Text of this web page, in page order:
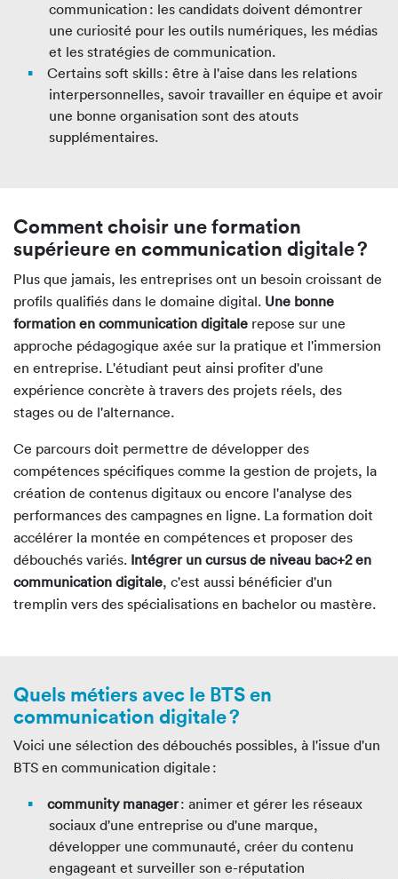
communication : les candidats doivent démontrer
une curiosité pour les outils numériques, les médias
et les stratégies de communication.
Certains soft skills : être à l'aise dans les relations
interpersonnelles, savoir travailler en équipe et avoir
une bonne organisation sont des atouts
supplémentaires.
Comment choisir une formation
supérieure en communication digitale ?
Plus que jamais, les entreprises ont un besoin croissant de
profils qualifiés dans le domaine digital. Une bonne
formation en communication digitale repose sur une
approche pédagogique axée sur la pratique et l'immersion
en entreprise. L'étudiant peut ainsi profiter d'une
expérience concrète à travers des projets réels, des
stages ou de l'alternance.
Ce parcours doit permettre de développer des
compétences spécifiques comme la gestion de projets, la
création de contenus digitaux ou encore l'analyse des
performances des campagnes en ligne. La formation doit
accélérer la montée en compétences et proposer des
débouchés variés. Intégrer un cursus de niveau bac+2 en
communication digitale, c'est aussi bénéficier d'un
tremplin vers des spécialisations en bachelor ou mastère.
Quels métiers avec le BTS en
communication digitale ?
Voici une sélection des débouchés possibles, à l'issue d'un
BTS en communication digitale :
community manager: animer et gérer les réseaux
sociaux d'une entreprise ou d'une marque,
développer une communauté, créer du contenu
engageant et surveiller son e-réputation